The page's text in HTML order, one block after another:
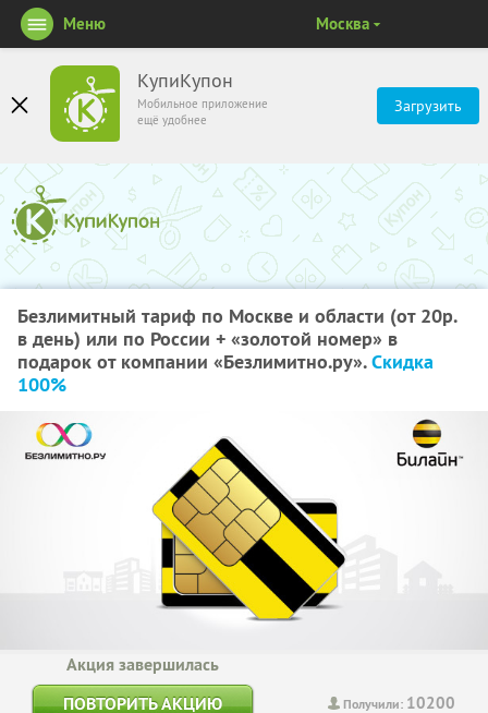
КупиКупон
Мобильное приложение
ещё удобнее
Загрузить
Меню Москва
Безлимитный тариф по Москве и области (от 20р.
в день) или по России + «золотой номер» в
подарок от компании «Безлимитно.ру».Скидка
100%
Получили: 10200
Акция завершилась
ПОВТОРИТЬ АКЦИЮ